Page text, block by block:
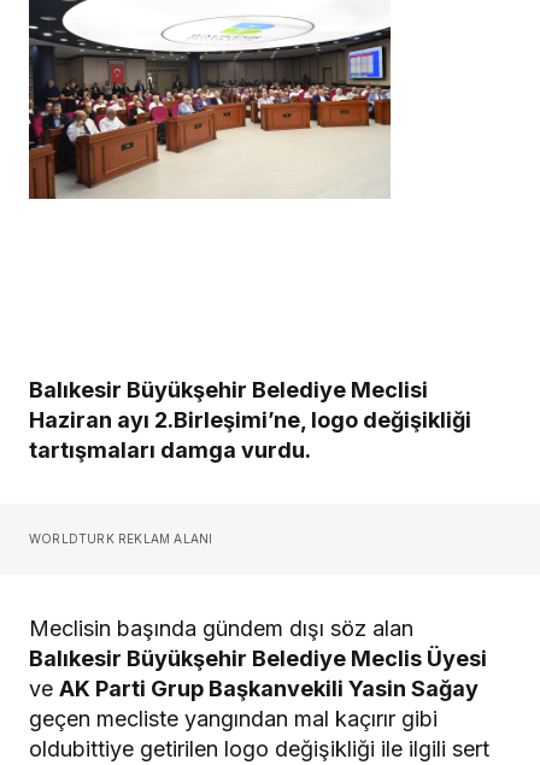
Balıkesir Büyükşehir Belediye Meclisi
Haziran ayı 2.Birleşimi’ne, logo değişikliği
tartışmaları damga vurdu.
WORLDTURK REKLAM ALANI
Meclisin başında gündem dışı söz alan
Balıkesir Büyükşehir Belediye Meclis Üyesi
ve AK Parti Grup Başkanvekili Yasin Sağay
geçen mecliste yangından mal kaçırır gibi
oldubittiye getirilen logo değişikliği ile ilgili sert